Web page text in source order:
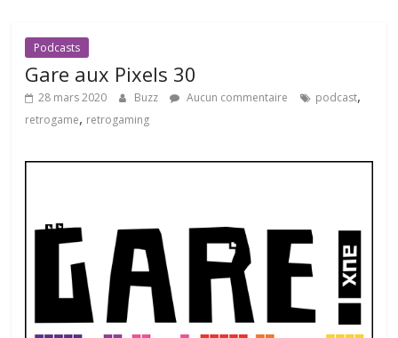
Podcasts
Gare aux Pixels 30
28 mars 2020 Buzz Aucun commentaire podcast,
retrogame, retrogaming